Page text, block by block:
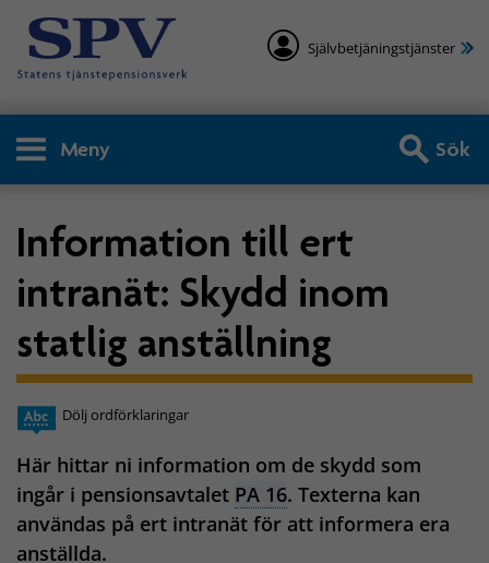
Självbetjäningstjänster
Meny Sök
Information till ert
intranät: Skydd inom
statlig anställning
Dölj ordförklaringar
Här hittar ni information om de skydd som
ingår i pensionsavtalet PA 16. Texterna kan
användas på ert intranät för att informera era
anställda.